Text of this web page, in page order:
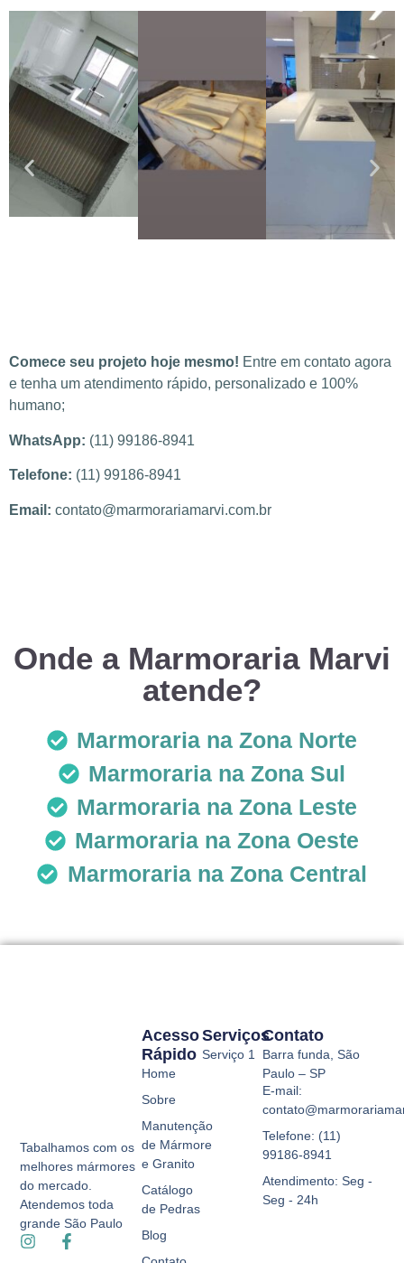
Comece seu projeto hoje mesmo! Entre em contato agora
e tenha um atendimento rápido, personalizado e 100%
humano;
WhatsApp: (11) 99186-8941
Telefone: (11) 99186-8941
Email: contato@marmorariamarvi.com.br
Onde a Marmoraria Marvi
atende?
Marmoraria na Zona Norte
Marmoraria na Zona Sul
Marmoraria na Zona Leste
Marmoraria na Zona Oeste
Marmoraria na Zona Central
Tabalhamos com os
melhores mármores
do mercado.
Atendemos toda
grande São Paulo
Serviços
Serviço 1
Acesso
Rápido
Home
Sobre
Manutenção
de Mármore
e Granito
Catálogo
de Pedras
Blog
Contato
Barra funda, São
Paulo – SP
E-mail:
Telefone: (11)
99186-8941
Atendimento: Seg -
Seg - 24h